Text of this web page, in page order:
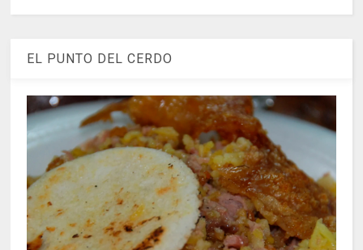
EL PUNTO DEL CERDO